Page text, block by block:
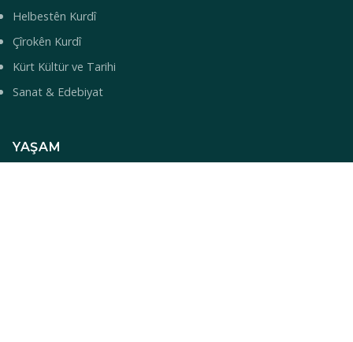
Helbestên Kurdî
Çîrokên Kurdî
Kürt Kültür ve Tarihi
Sanat & Edebiyat
YAŞAM